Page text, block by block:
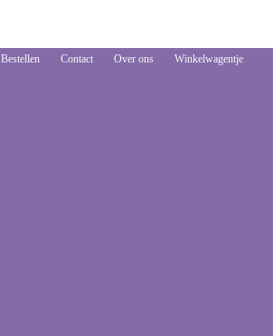
Bestellen Contact Over ons Winkelwagentje